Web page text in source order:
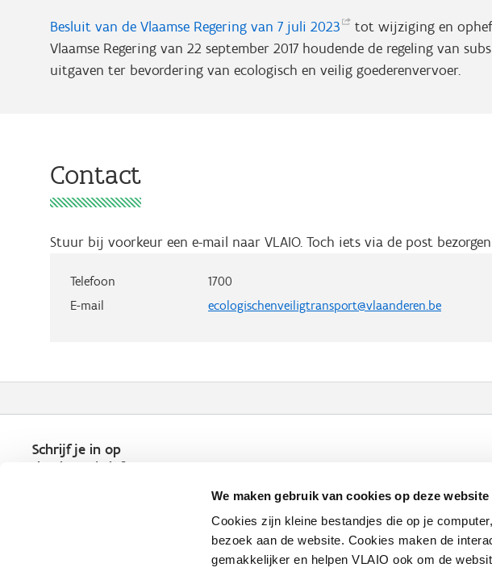
We maken gebruik van cookies op deze website
Cookies zijn kleine bestandjes die op je
bezoek aan de website. Cookies maken de
gemakkelijker en helpen VLAIO ook om de
Besluit van de Vlaamse Regering van 7 juli 2023
tot wijziging en
Vlaamse Regering van 22 september 2017 houdende de regeling van
uitgaven ter bevordering van ecologisch en veilig goederenvervoer.
Contact
Stuur bij voorkeur een e-mail naar VLAIO. Toch iets via de post
Telefoon
1700
E-mail
ecologischenveiligtransport@vlaanderen.be
Schrijf je in op
de nieuwsbrief